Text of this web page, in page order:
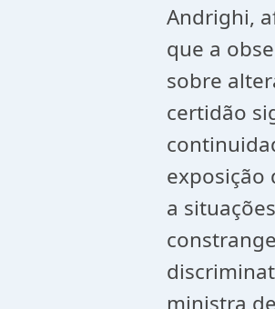
Andrighi,
que a
sobre
certidão
exposição
a situações
ministra